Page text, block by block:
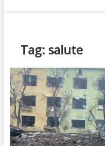
Tag: salute